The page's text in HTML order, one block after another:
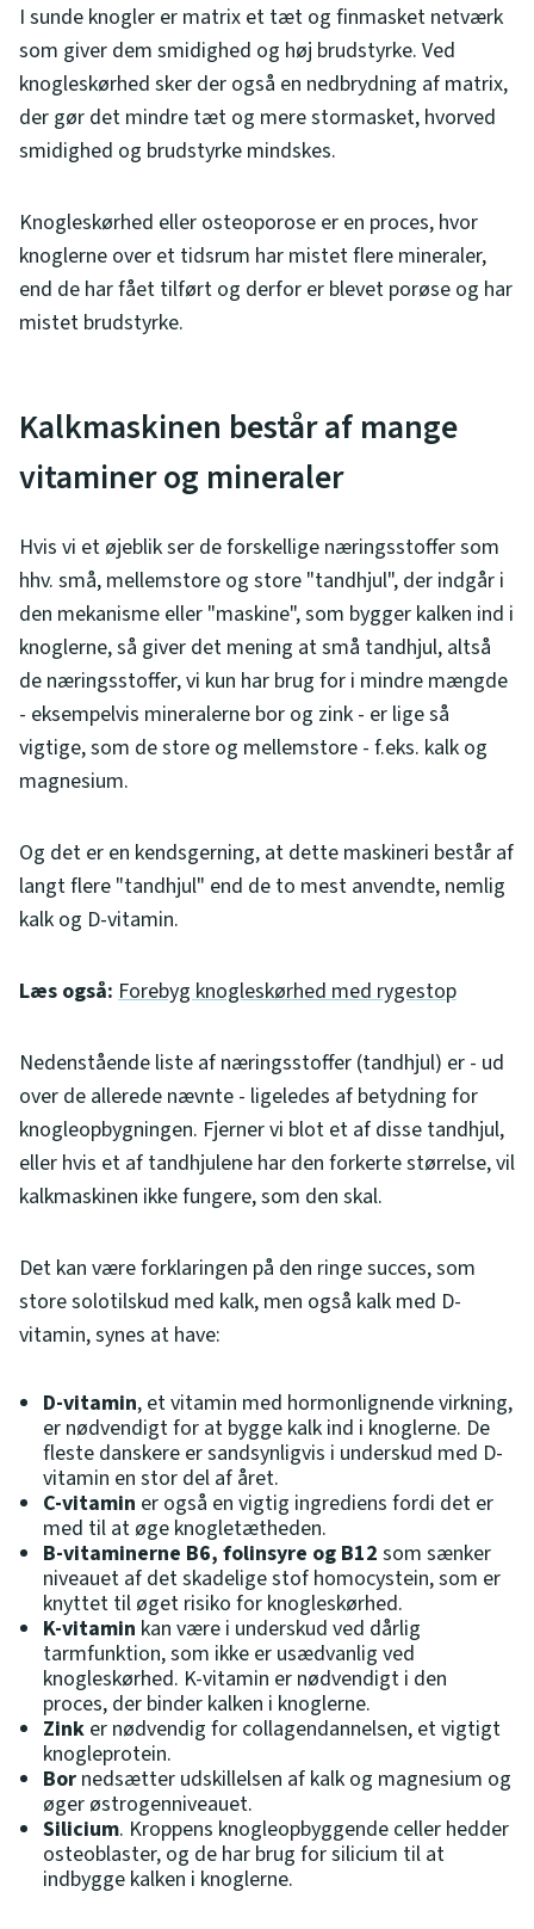
I sunde knogler er matrix et tæt og finmasket netværk
som giver dem smidighed og høj brudstyrke. Ved
knogleskørhed sker der også en nedbrydning af matrix,
der gør det mindre tæt og mere stormasket, hvorved
smidighed og brudstyrke mindskes.
Knogleskørhed eller osteoporose er en proces, hvor
knoglerne over et tidsrum har mistet flere mineraler,
end de har fået tilført og derfor er blevet porøse og har
mistet brudstyrke.
Kalkmaskinen består af mange
vitaminer og mineraler
Hvis vi et øjeblik ser de forskellige næringsstoffer som
hhv. små, mellemstore og store "tandhjul", der indgår i
den mekanisme eller "maskine", som bygger kalken ind i
knoglerne, så giver det mening at små tandhjul, altså
de næringsstoffer, vi kun har brug for i mindre mængde
- eksempelvis mineralerne bor og zink - er lige så
vigtige, som de store og mellemstore - f.eks. kalk og
magnesium.
Og det er en kendsgerning, at dette maskineri består af
langt flere "tandhjul" end de to mest anvendte, nemlig
kalk og D-vitamin.
Læs også: Forebyg knogleskørhed med rygestop
Nedenstående liste af næringsstoffer (tandhjul) er - ud
over de allerede nævnte - ligeledes af betydning for
knogleopbygningen. Fjerner vi blot et af disse tandhjul,
eller hvis et af tandhjulene har den forkerte størrelse, vil
kalkmaskinen ikke fungere, som den skal.
Det kan være forklaringen på den ringe succes, som
store solotilskud med kalk, men også kalk med D-
vitamin, synes at have:
D-vitamin, et vitamin med hormonlignende virkning,
er nødvendigt for at bygge kalk ind i knoglerne. De
fleste danskere er sandsynligvis i underskud med D-
vitamin en stor del af året.
C-vitamin er også en vigtig ingrediens fordi det er
med til at øge knogletætheden.
B-vitaminerne B6, folinsyre og B12 som sænker
niveauet af det skadelige stof homocystein, som er
knyttet til øget risiko for knogleskørhed.
K-vitamin kan være i underskud ved dårlig
tarmfunktion, som ikke er usædvanlig ved
knogleskørhed. K-vitamin er nødvendigt i den
proces, der binder kalken i knoglerne.
Zink er nødvendig for collagendannelsen, et vigtigt
knogleprotein.
Bor nedsætter udskillelsen af kalk og magnesium og
øger østrogenniveauet.
Silicium. Kroppens knogleopbyggende celler hedder
osteoblaster, og de har brug for silicium til at
indbygge kalken i knoglerne.